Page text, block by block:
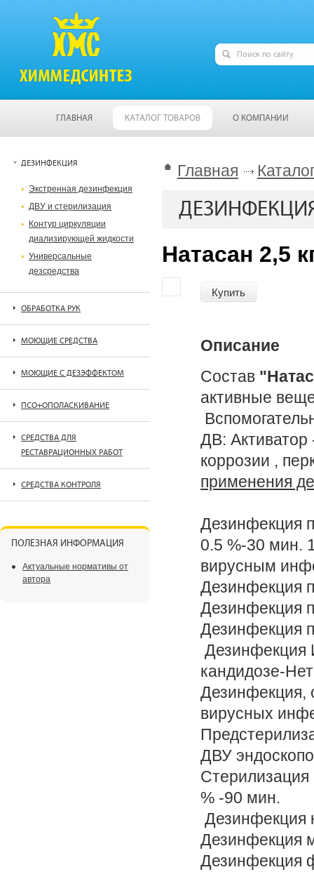
ГЛАВНАЯ КАТАЛОГ ТОВАРОВ О КОМПАНИИ
Главная
Натасан 2,5
Купить
Описание
Состав
активные
ДВ: Активатор
коррозии ,
применения
Дезинфекция
0.5 %-30 мин.
вирусным
Дезинфекция
Дезинфекция
Дезинфекция
Дезинфекция
кандидозе-
вирусных
ДВУ
Стерилизация
% -90 мин.
Дезинфекция
Дезинфекция
Дезинфекция
ДЕЗИНФЕКЦИЯ
Экстренная дезинфекция
ДВУ и стерилизация
Контур циркуляции
диализирующей жидкости
Универсальные
дезсредства
ОБРАБОТКА РУК
МОЮЩИЕ СРЕДСТВА
МОЮЩИЕ С ДЕЗЭФФЕКТОМ
ПСО+ОПОЛАСКИВАНИЕ
СРЕДСТВА ДЛЯ
РЕСТАВРАЦИОННЫХ РАБОТ
СРЕДСТВА КОНТРОЛЯ
ПОЛЕЗНАЯ ИНФОРМАЦИЯ
Актуальные нормативы от
автора